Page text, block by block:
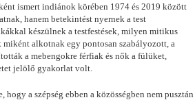
ismert indiánok körében 1974 és 2019 között
hanem betekintést nyernek a test
készülnek a testfestések, milyen mitikus
miként alkotnak egy pontosan szabályozott, a
a mebengokre férfiak és nők a fülüket,
jelölő gyakorlat volt.
a szépség ebben a közösségben nem pusztán